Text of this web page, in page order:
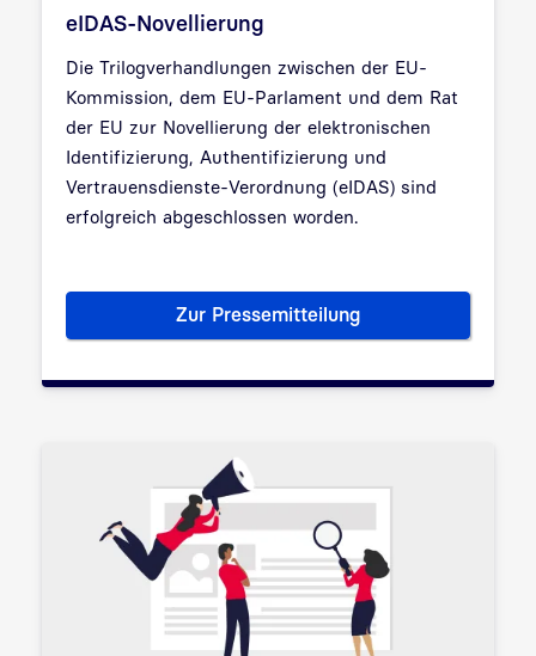
eIDAS-Novellierung
Die Trilogverhandlungen zwischen der EU-
Kommission, dem EU-Parlament und dem Rat
der EU zur Novellierung der elektronischen
Identifizierung, Authentifizierung und
Vertrauensdienste-Verordnung (eIDAS) sind
erfolgreich abgeschlossen worden.
Zur Pressemitteilung
eIDAS-Novellierung